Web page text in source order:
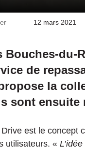
Envoyer12 mars 2021
Bouches-du-
de
la
sont
est le concept
utilisateurs. «